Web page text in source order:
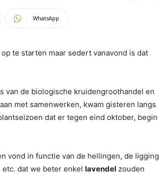
WhatsApp
te starten maar sedert vanavond is dat
van de biologische kruidengroothandel en
met samenwerken, kwam gisteren langs
dat er tegen eind oktober, begin
vond in functie van de hellingen, de ligging
dat we beter enkel lavendel zouden